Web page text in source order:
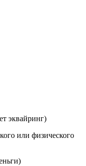
эквайринг)
или физического